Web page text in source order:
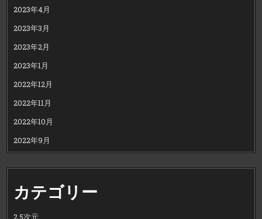
2023年4月
2023年3月
2023年2月
2023年1月
2022年12月
2022年11月
2022年10月
2022年9月
カテゴリー
2.5次元